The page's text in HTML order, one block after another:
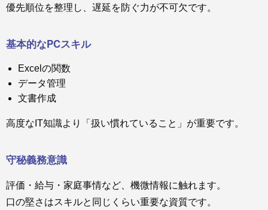
優先順位を整理し、遅延を防ぐ力が不可欠です。
基本的なPCスキル
Excelの関数
データ管理
文書作成
高度なIT知識より「扱い慣れていること」が重要です。
守秘義務意識
評価・給与・家庭事情など、機微情報に触れます。
口の堅さはスキルと同じくらい重要な資質です。